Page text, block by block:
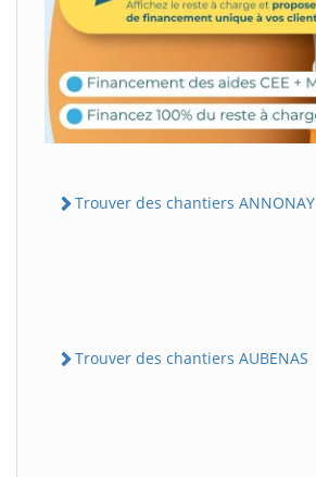
Trouver des chantiers ANNONAY
Trouver des chantiers AUBENAS